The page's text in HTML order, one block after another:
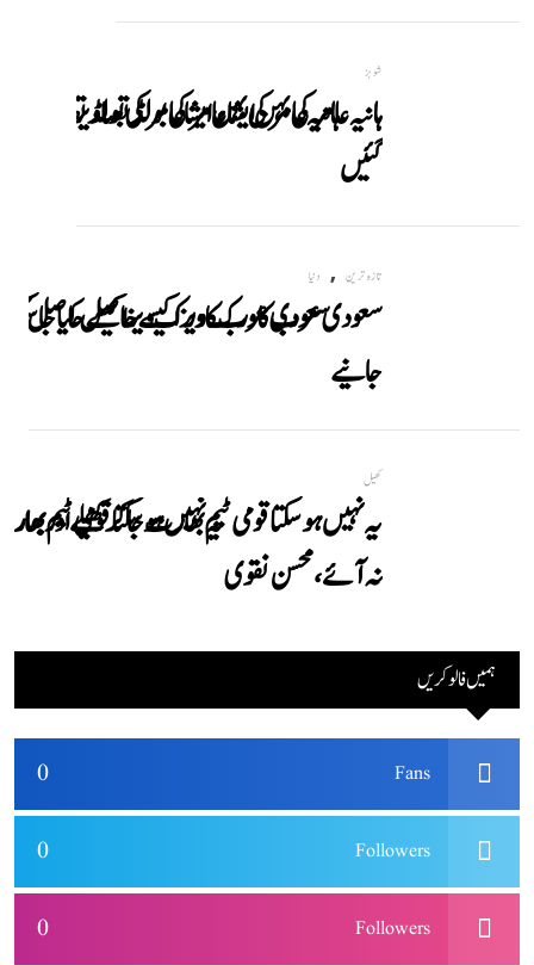
شوبز
ہانیہ عامر کی بہن ایشا عامر کی بولڈ تصاویر وائرل ہو
گئیں
تازہ ترین, دنیا
سعودی عرب کا ورک ویزا کیسے حاصل کیا
جانیے
کھیل
یہ نہیں ہوسکتا قومی ٹیم بھارت جاکر کھیلے اور
نہ آئے، محسن نقوی
ہمیں فالو کریں
0 Fans
0 Followers
0 Followers